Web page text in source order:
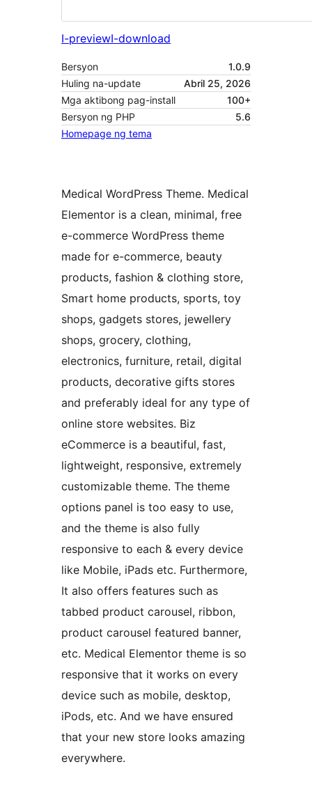
I-previewI-download
Bersyon
1.0.9
Huling na-update
Abril 25, 2026
Mga aktibong pag-install
100+
Bersyon ng PHP
5.6
Homepage ng tema
Medical WordPress Theme. Medical
Elementor is a clean, minimal, free
e-commerce WordPress theme
made for e-commerce, beauty
products, fashion & clothing store,
Smart home products, sports, toy
shops, gadgets stores, jewellery
shops, grocery, clothing,
electronics, furniture, retail, digital
products, decorative gifts stores
and preferably ideal for any type of
online store websites. Biz
eCommerce is a beautiful, fast,
lightweight, responsive, extremely
customizable theme. The theme
options panel is too easy to use,
and the theme is also fully
responsive to each & every device
like Mobile, iPads etc. Furthermore,
It also offers features such as
tabbed product carousel, ribbon,
product carousel featured banner,
etc. Medical Elementor theme is so
responsive that it works on every
device such as mobile, desktop,
iPods, etc. And we have ensured
that your new store looks amazing
everywhere.